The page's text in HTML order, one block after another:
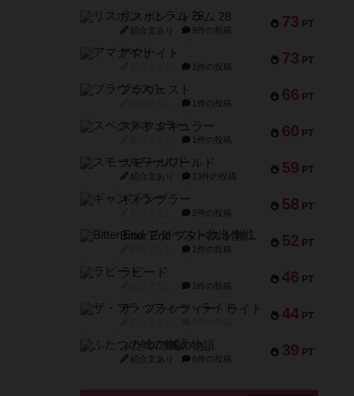
73 PT
リスボン・トラム 28
紹介文あり 9件の投稿
73 PT
アマナイト
1件の投稿
66 PT
ブラヴェスト
1件の投稿
60 PT
スペクタキュラー
1件の投稿
59 PT
スモールワールド
紹介文あり 13件の投稿
58 PT
ギャンブラー
2件の投稿
52 PT
Bitter End ブタペスト救出作戦
1件の投稿
46 PT
ラピード
1件の投稿
44 PT
ザ・フラッフィー・ライト
39 PT
ふたつの城の物語
紹介文あり 6件の投稿